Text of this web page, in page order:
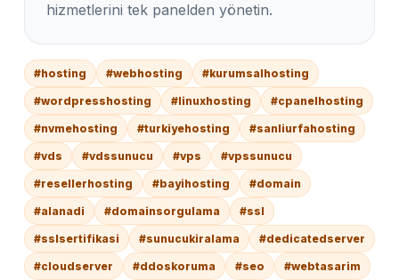
hizmetlerini tek panelden yönetin.
#hosting #webhosting #kurumsalhosting
#wordpresshosting #linuxhosting #cpanelhosting
#nvmehosting #turkiyehosting #sanliurfahosting
#vds #vdssunucu #vps #vpssunucu
#resellerhosting #bayihosting #domain
#alanadi #domainsorgulama #ssl
#sslsertifikasi #sunucukiralama #dedicatedserver
#cloudserver #ddoskoruma #seo #webtasarim